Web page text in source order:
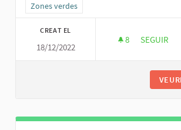
Resultats al filtrar per la categoria: Zones
Zones verdes
CREAT EL
18/12/2022
8 8
SEGUIR